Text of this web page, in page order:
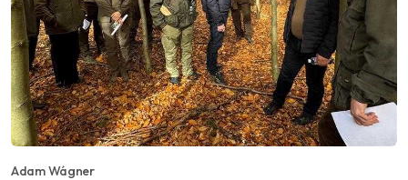
Adam Wágner